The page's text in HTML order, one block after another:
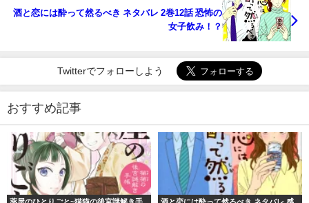
酒と恋には酔って然るべき ネタバレ 2巻12話 恐怖の
女子飲み！？
Twitterでフォローしよう
おすすめ記事